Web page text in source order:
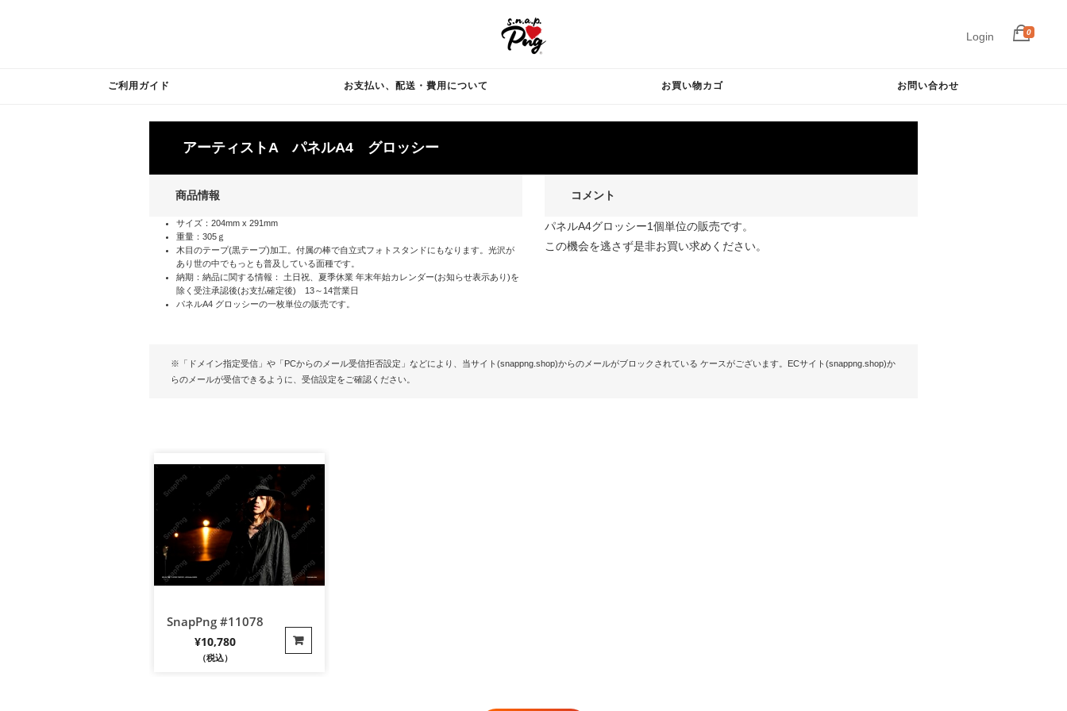
Login 0
ご利用ガイド お支払い、配送・費用について お買い物カゴ お問い合わせ
アーティストA パネルA4 グロッシー
商品情報
サイズ：204mm x 291mm
重量：305ｇ
木目のテープ(黒テープ)加工。付属の棒で自立式フォトスタンドにもなります。光沢が
あり世の中でもっとも普及している面種です。
納期：納品に関する情報： 土日祝、夏季休業 年末年始カレンダー(お知らせ表示あり)を
除く受注承認後(お支払確定後) 13～14営業日
パネルA4 グロッシーの一枚単位の販売です。
コメント
パネルA4グロッシー1個単位の販売です。
この機会を逃さず是非お買い求めください。
※「ドメイン指定受信」や「PCからのメール受信拒否設定」などにより、当サイト(snappng.shop)からのメールがブロックされている ケースがございます。ECサイト(snappng.shop)か
らのメールが受信できるように、受信設定をご確認ください。
SnapPng #11078
¥10,780
（税込）